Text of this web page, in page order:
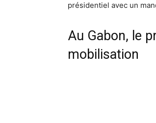
présidentiel avec un
Au Gabon, le
mobilisation